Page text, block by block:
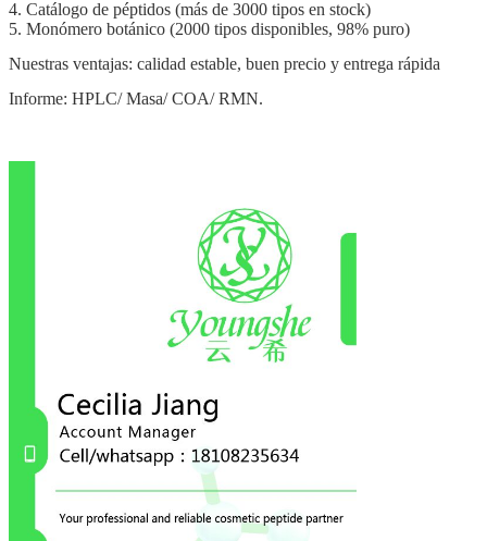
4. Catálogo de péptidos (más de 3000 tipos en stock)
5. Monómero botánico (2000 tipos disponibles, 98% puro)
Nuestras ventajas: calidad estable, buen precio y entrega rápida
Informe: HPLC/ Masa/ COA/ RMN.